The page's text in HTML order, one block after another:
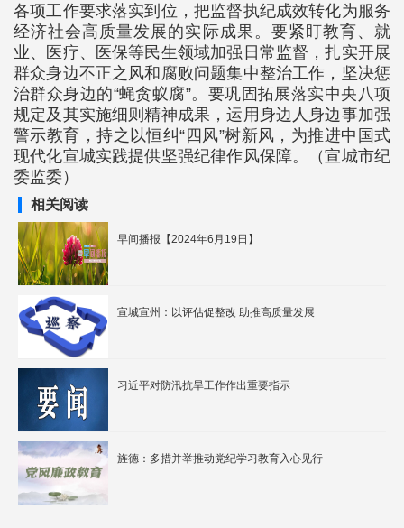
各项工作要求落实到位，把监督执纪成效转化为服务
经济社会高质量发展的实际成果。要紧盯教育、就
业、医疗、医保等民生领域加强日常监督，扎实开展
群众身边不正之风和腐败问题集中整治工作，坚决惩
治群众身边的“蝇贪蚁腐”。要巩固拓展落实中央八项
规定及其实施细则精神成果，运用身边人身边事加强
警示教育，持之以恒纠“四风”树新风，为推进中国式
现代化宣城实践提供坚强纪律作风保障。（宣城市纪
委监委）
相关阅读
早间播报【2024年6月19日】
宣城宣州：以评估促整改 助推高质量发展
习近平对防汛抗旱工作作出重要指示
旌德：多措并举推动党纪学习教育入心见行